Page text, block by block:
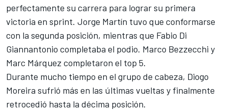
perfectamente su carrera para lograr su primera
victoria en sprint. Jorge Martín tuvo que conformarse
con la segunda posición, mientras que Fabio Di
Giannantonio completaba el podio. Marco Bezzecchi y
Marc Márquez completaron el top 5.
Durante mucho tiempo en el grupo de cabeza, Diogo
Moreira sufrió más en las últimas vueltas y finalmente
retrocedió hasta la décima posición.